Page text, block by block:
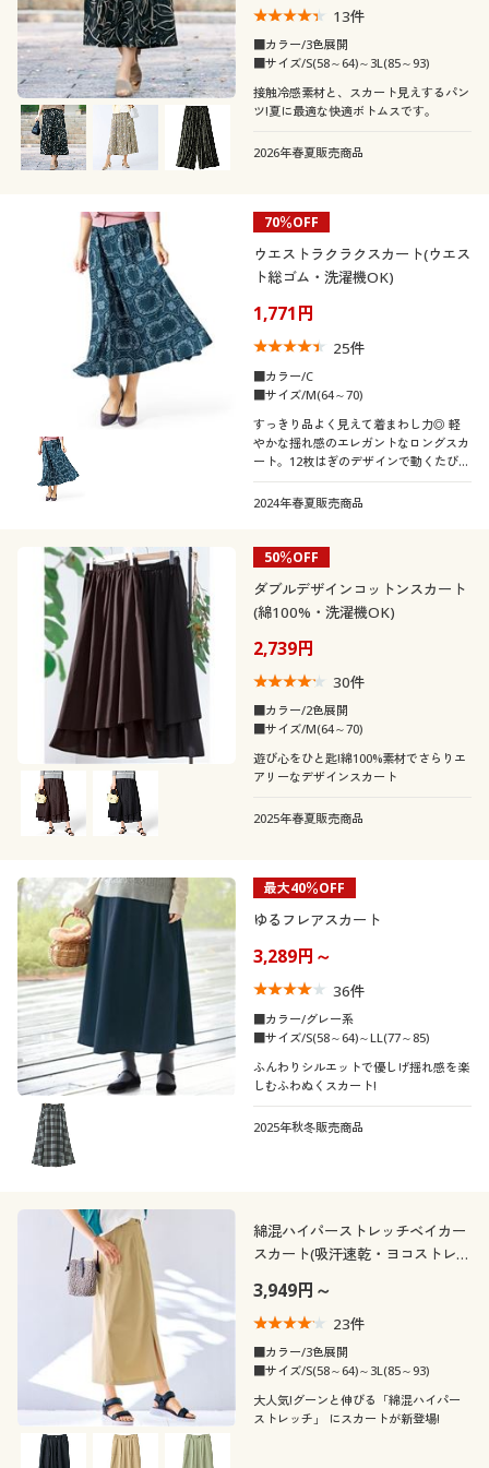
13件
■カラー/3色展開
■サイズ/S(58～64)～3L(85～93)
接触冷感素材と、スカート見えするパン
ツ!夏に最適な快適ボトムスです。
2026年春夏販売商品
70％OFF
ウエストラクラクスカート(ウエス
ト総ゴム・洗濯機OK)
1,771円
25件
■カラー/C
■サイズ/M(64～70)
すっきり品よく見えて着まわし力◎ 軽
やかな揺れ感のエレガントなロングスカ
ート。12枚はぎのデザインで動くたびに
美しく揺れます。仕事がはかどるリラッ
クスコーデ柄スカートで気分を上げて!
2024年春夏販売商品
50％OFF
ダブルデザインコットンスカート
(綿100%・洗濯機OK)
2,739円
30件
■カラー/2色展開
■サイズ/M(64～70)
遊び心をひと匙!綿100%素材でさらりエ
アリーなデザインスカート
2025年春夏販売商品
最大40％OFF
ゆるフレアスカート
3,289円～
36件
■カラー/グレー系
■サイズ/S(58～64)～LL(77～85)
ふんわりシルエットで優しげ揺れ感を楽
しむふわぬくスカート!
2025年秋冬販売商品
綿混ハイパーストレッチベイカー
スカート(吸汗速乾・ヨコストレッ
3,949円～
23件
■カラー/3色展開
■サイズ/S(58～64)～3L(85～93)
大人気!グーンと伸びる「綿混ハイパー
ストレッチ」 にスカートが新登場!